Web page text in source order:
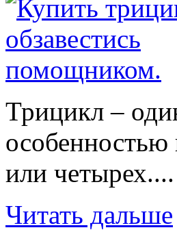
Трицикл –
особенностью
или четырех....
Читать дальше